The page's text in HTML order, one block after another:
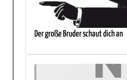
Der große Bruder schaut dich an